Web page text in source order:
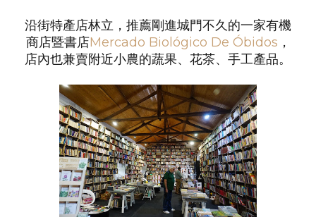
沿街特產店林立，推薦剛進城門不久的一家有機
商店暨書店Mercado Biológico De Óbidos ，
店內也兼賣附近小農的蔬果、花茶、手工產品。